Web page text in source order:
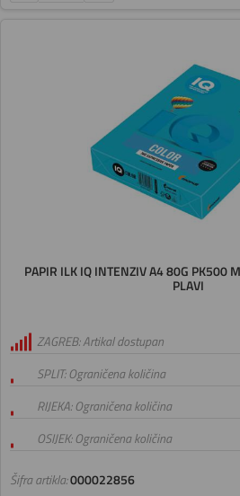
PAPIR ILK IQ INTENZIV A4 80G PK500
PLAVI
Šifra artikla:000022856
ZAGREB: Artikal dostupan
SPLIT: Ograničena količina
RIJEKA: Ograničena količina
OSIJEK: Ograničena količina